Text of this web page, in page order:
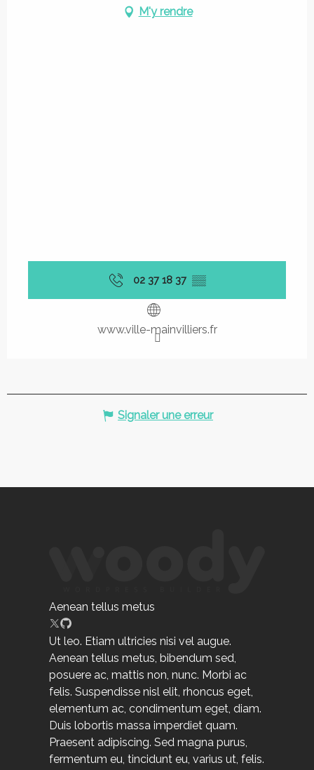
M'y rendre
02 37 18 37 ▒▒
www.ville-mainvilliers.fr
Signaler une erreur
Aenean tellus metus
Ut leo. Etiam ultricies nisi vel augue.
Aenean tellus metus, bibendum sed,
posuere ac, mattis non, nunc. Morbi ac
felis. Suspendisse nisl elit, rhoncus eget,
elementum ac, condimentum eget, diam.
Duis lobortis massa imperdiet quam.
Praesent adipiscing. Sed magna purus,
fermentum eu, tincidunt eu, varius ut, felis.